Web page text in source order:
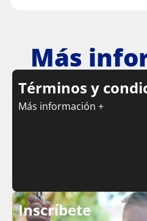
Más
Términos y
Más información +
Inscríbete